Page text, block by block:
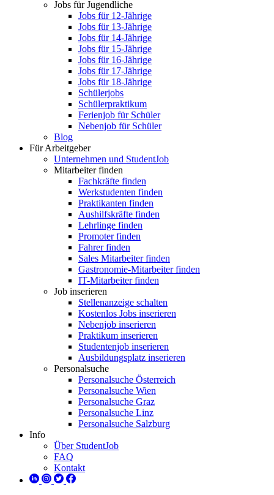
Jobs für Jugendliche
Jobs für 12-Jährige
Jobs für 13-Jährige
Jobs für 14-Jährige
Jobs für 15-Jährige
Jobs für 16-Jährige
Jobs für 17-Jährige
Jobs für 18-Jährige
Schülerjobs
Schülerpraktikum
Ferienjob für Schüler
Nebenjob für Schüler
Blog
Für Arbeitgeber
Unternehmen und StudentJob
Mitarbeiter finden
Fachkräfte finden
Werkstudenten finden
Praktikanten finden
Aushilfskräfte finden
Lehrlinge finden
Promoter finden
Fahrer finden
Sales Mitarbeiter finden
Gastronomie-Mitarbeiter finden
IT-Mitarbeiter finden
Job inserieren
Stellenanzeige schalten
Kostenlos Jobs inserieren
Nebenjob inserieren
Praktikum inserieren
Studentenjob inserieren
Ausbildungsplatz inserieren
Personalsuche
Personalsuche Österreich
Personalsuche Wien
Personalsuche Graz
Personalsuche Linz
Personalsuche Salzburg
Info
Über StudentJob
FAQ
Kontakt